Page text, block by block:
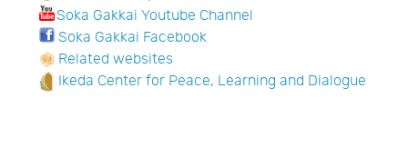
Soka Gakkai Youtube Channel
Soka Gakkai Facebook
Related websites
Ikeda Center for Peace, Learning and Dialogue